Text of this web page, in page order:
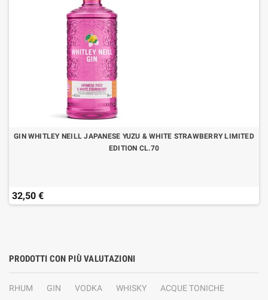
GIN WHITLEY NEILL JAPANESE YUZU & WHITE STRAWBERRY LIMITED
EDITION CL.70
32,50 €
PRODOTTI CON PIÙ VALUTAZIONI
RHUM GIN VODKA WHISKY
ACQUE TONICHE